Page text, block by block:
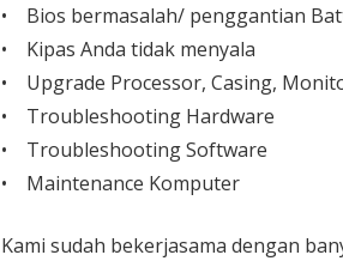
• Bios bermasalah/ penggantian
• Kipas Anda tidak menyala
• Upgrade Processor, Casing,
• Troubleshooting Hardware
• Troubleshooting Software
• Maintenance Komputer
Kami sudah bekerjasama dengan